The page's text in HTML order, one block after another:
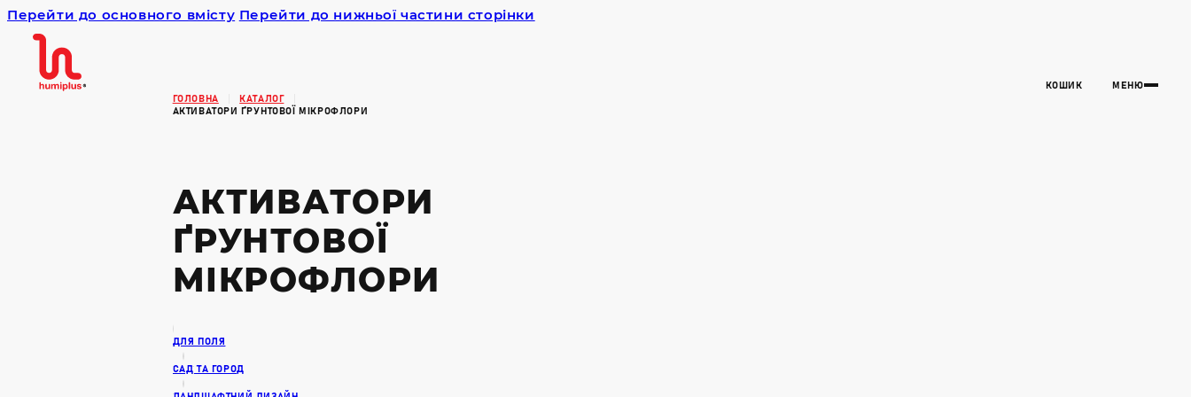
Перейти до основного вмісту Перейти до нижньої частини сторінки
Humiplus
КОШИК
МЕНЮ
ГОЛОВНА
КАТАЛОГ
АКТИВАТОРИ ҐРУНТОВОЇ МІКРОФЛОРИ
АКТИВАТОРИ
ҐРУНТОВОЇ
МІКРОФЛОРИ
ДЛЯ ПОЛЯ
САД ТА ГОРОД